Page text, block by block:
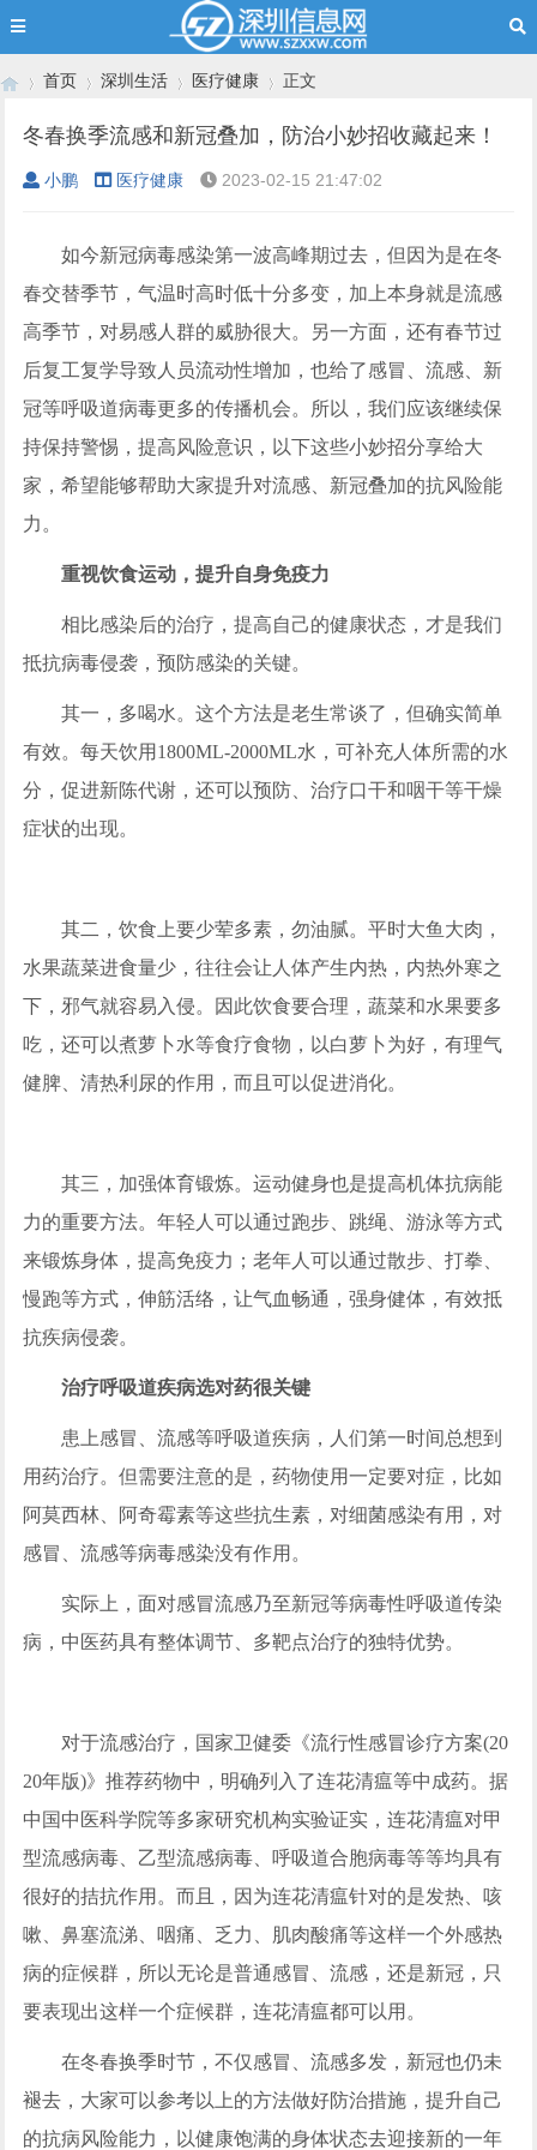
›
首页
›
深圳生活
›
医疗健康
›
正文
冬春换季流感和新冠叠加，防治小妙招收藏起来！
小鹏 医疗健康 2023-02-15 21:47:02
如今新冠病毒感染第一波高峰期过去，但因为是在冬
春交替季节，气温时高时低十分多变，加上本身就是流感
高季节，对易感人群的威胁很大。另一方面，还有春节过
后复工复学导致人员流动性增加，也给了感冒、流感、新
冠等呼吸道病毒更多的传播机会。所以，我们应该继续保
持保持警惕，提高风险意识，以下这些小妙招分享给大
家，希望能够帮助大家提升对流感、新冠叠加的抗风险能
力。
重视饮食运动 ，提升自身免疫力
相比感染后的治疗，提高自己的健康状态，才是我们
抵抗病毒侵袭，预防感染的关键。
其一，多喝水。这个方法是老生常谈了，但确实简单
有效。每天饮用1800ML-2000ML水，可补充人体所需的水
分，促进新陈代谢，还可以预防、治疗口干和咽干等干燥
症状的出现。
其二，饮食上要少荤多素，勿油腻。平时大鱼大肉，
水果蔬菜进食量少，往往会让人体产生内热，内热外寒之
下，邪气就容易入侵。因此饮食要合理，蔬菜和水果要多
吃，还可以煮萝卜水等食疗食物，以白萝卜为好，有理气
健脾、清热利尿的作用，而且可以促进消化。
其三，加强体育锻炼。运动健身也是提高机体抗病能
力的重要方法。年轻人可以通过跑步、跳绳、游泳等方式
来锻炼身体，提高免疫力；老年人可以通过散步、打拳、
慢跑等方式，伸筋活络，让气血畅通，强身健体，有效抵
抗疾病侵袭。
治疗呼吸道疾病选对药很关键
患上感冒、流感等呼吸道疾病，人们第一时间总想到
用药治疗。但需要注意的是，药物使用一定要对症，比如
阿莫西林、阿奇霉素等这些抗生素，对细菌感染有用，对
感冒、流感等病毒感染没有作用。
实际上，面对感冒流感乃至新冠等病毒性呼吸道传染
病，中医药具有整体调节、多靶点治疗的独特优势。
对于流感治疗，国家卫健委《流行性感冒诊疗方案(20
20年版)》推荐药物中，明确列入了连花清瘟等中成药。据
中国中医科学院等多家研究机构实验证实，连花清瘟对甲
型流感病毒、乙型流感病毒、呼吸道合胞病毒等等均具有
很好的拮抗作用。而且，因为连花清瘟针对的是发热、咳
嗽、鼻塞流涕、咽痛、乏力、肌肉酸痛等这样一个外感热
病的症候群，所以无论是普通感冒、流感，还是新冠，只
要表现出这样一个症候群，连花清瘟都可以用。
在冬春换季时节，不仅感冒、流感多发，新冠也仍未
褪去，大家可以参考以上的方法做好防治措施，提升自己
的抗病风险能力，以健康饱满的身体状态去迎接新的一年